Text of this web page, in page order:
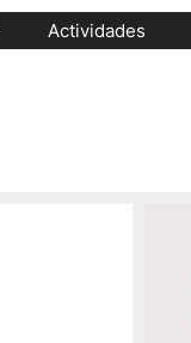
Actividades